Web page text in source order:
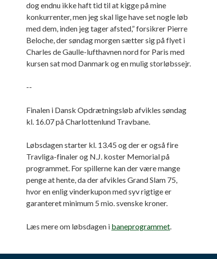
dog endnu ikke haft tid til at kigge på mine
konkurrenter, men jeg skal lige have set nogle løb
med dem, inden jeg tager afsted,” forsikrer Pierre
Beloche, der søndag morgen sætter sig på flyet i
Charles de Gaulle-lufthavnen nord for Paris med
kursen sat mod Danmark og en mulig storløbssejr.
--
Finalen i Dansk Opdrætningsløb afvikles søndag
kl. 16.07 på Charlottenlund Travbane.
Løbsdagen starter kl. 13.45 og der er også fire
Travliga-finaler og N.J. koster Memorial på
programmet. For spillerne kan der være mange
penge at hente, da der afvikles Grand Slam 75,
hvor en enlig vinderkupon med syv rigtige er
garanteret minimum 5 mio. svenske kroner.
Læs mere om løbsdagen i baneprogrammet.